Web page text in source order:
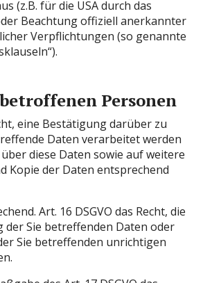
(z.B. für die USA durch das
Beachtung offiziell anerkannter
Verpflichtungen (so genannte
Personen
eine Bestätigung darüber zu
Daten verarbeitet werden
diese Daten sowie auf weitere
Kopie der Daten entsprechend
Art. 16 DSGVO das Recht, die
der Sie betreffenden Daten oder
Sie betreffenden unrichtigen